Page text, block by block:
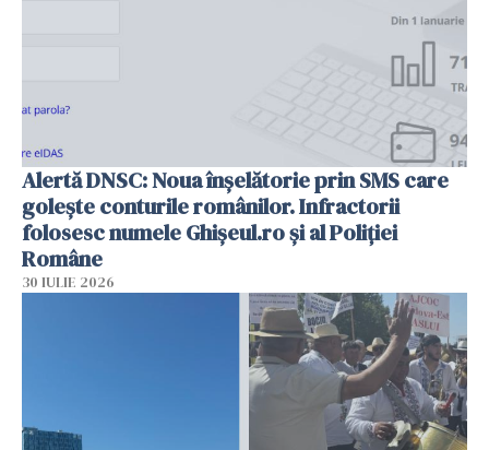
Alertă DNSC: Noua înșelătorie prin SMS care
golește conturile românilor. Infractorii
folosesc numele Ghișeul.ro și al Poliției
Române
30 IULIE 2026